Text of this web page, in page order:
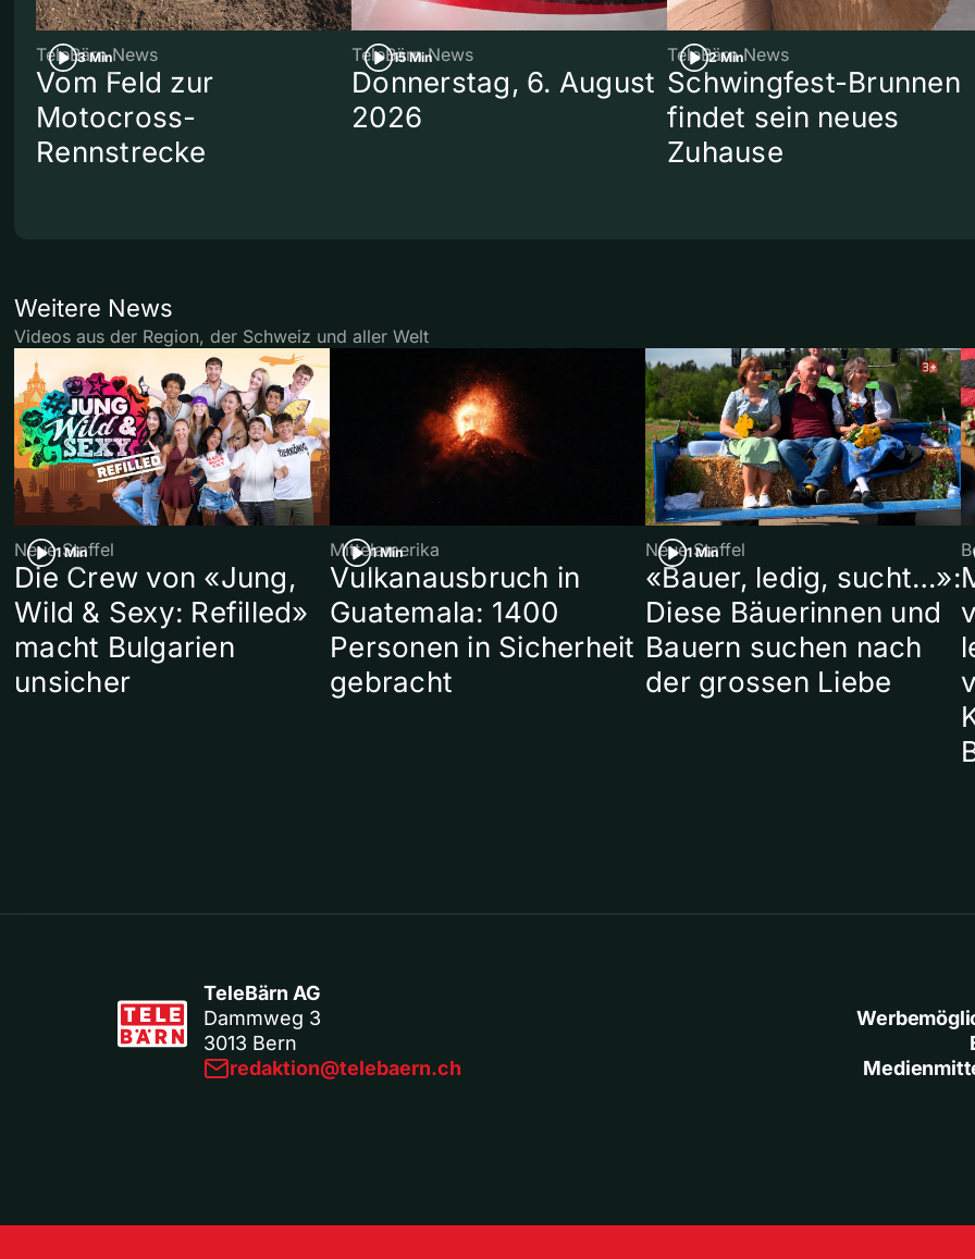
3 Min
TeleBärn News
Vom Feld zur
Motocross-
Rennstrecke
15 Min
TeleBärn News
Donnerstag, 6. August
2026
2 Min
TeleBärn News
Schwingfest-Brunnen
findet sein neues
Zuhause
Weitere News
Videos aus der Region, der Schweiz und aller Welt
1 Min
Neue Staffel
Die Crew von «Jung,
Wild & Sexy: Refilled»
macht Bulgarien
unsicher
1 Min
Mittelamerika
Vulkanausbruch in
Guatemala: 1400
Personen in Sicherheit
gebracht
1 Min
Neue Staffel
«Bauer, ledig, sucht…»:
Diese Bäuerinnen und
Bauern suchen nach
der grossen Liebe
TeleBärn AG
Dammweg 3
3013 Bern
redaktion@telebaern.ch